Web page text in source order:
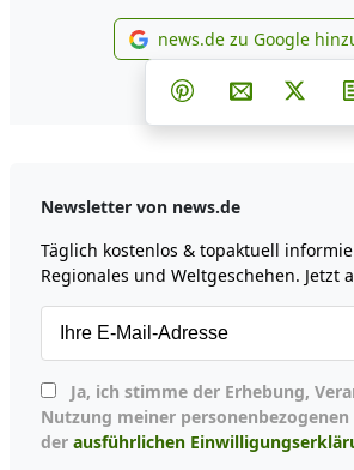
news.de
news.de zu Google
Teilen aufTeilen auf
Teilen aufPer E-Mail
Post
Newsletter von news.de
Täglich kostenlos & topaktuell
Regionales und Weltgeschehen. Jetzt
Nutzung meiner
der ausführlichen